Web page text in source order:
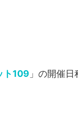
ト109 」の開催